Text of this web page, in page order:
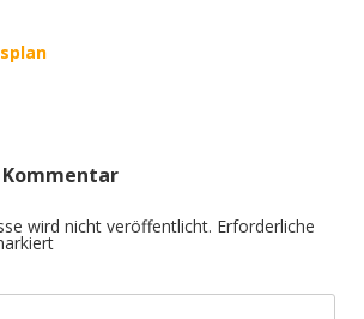
Kommentar
wird nicht veröffentlicht. Erforderliche